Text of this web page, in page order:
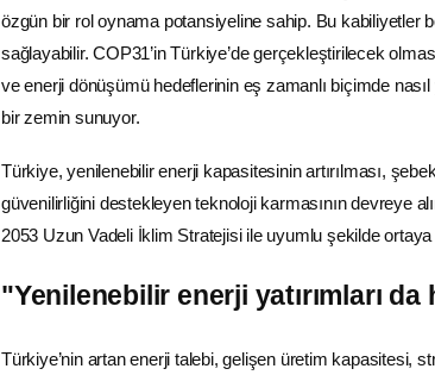
özgün bir rol oynama potansiyeline sahip. Bu kabiliyetler
sağlayabilir. COP31’in Türkiye’de gerçekleştirilecek
ve enerji dönüşümü hedeflerinin eş zamanlı biçimde
bir zemin sunuyor.
Türkiye,yenilenebilir enerji kapasitesinin artırılması,
güvenilirliğini destekleyen teknoloji karmasının devreye
2053 Uzun Vadeli İklim Stratejisi ile uyumlu şekilde ortaya
"Yenilenebilir enerji yatırımları da
Türkiye’nin artan enerji talebi, gelişen üretim kapasitesi,